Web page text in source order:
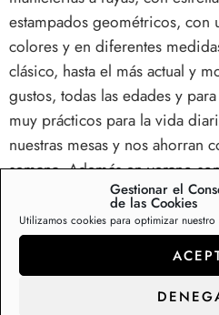
Gestionar el
de las Cookies
Utilizamos cookies para optimizar
estampados geométricos, con
colores y en diferentes
clásico, hasta el más actual y
gustos, todas las edades y
muy prácticos para la vida
nuestras mesas y nos ahorran
semana. Además en verano
muebles de terraza y en el
solución para mesas de
de una colección de más de
de hule en Stock, con
distribución para los clientes